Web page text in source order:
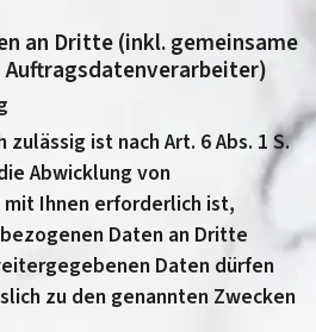
an Dritte (inkl. gemeinsame
ist nach Art. 6 Abs. 1 S.
Abwicklung von
Ihnen erforderlich ist,
Daten an Dritte
Daten dürfen
zu den genannten Zwecken